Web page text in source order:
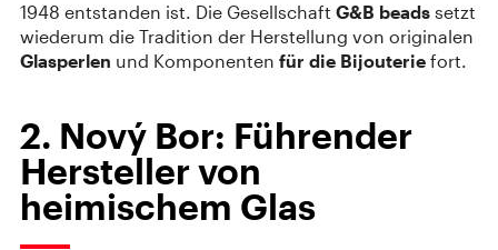
1948 entstanden ist. Die Gesellschaft G&B beads setzt
wiederum die Tradition der Herstellung von originalen
Glasperlen und Komponenten für die Bijouterie fort.
2. Nový Bor: Führender
Hersteller von
heimischem Glas